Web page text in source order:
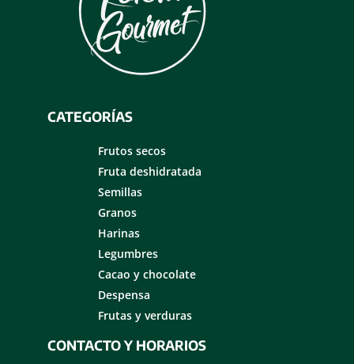
CATEGORÍAS
Frutos secos
Fruta deshidratada
Semillas
Granos
Harinas
Legumbres
Cacao y chocolate
Despensa
Frutas y verduras
CONTACTO Y HORARIOS